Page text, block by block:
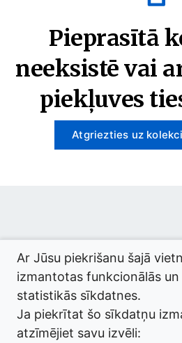
Pieprasītā
neeksistē vai
piekļuves
Atgriezties uz
© 2026 termini.gov.lv. Izstrādātājs:
Ar Jūsu piekrišanu šajā
izmantotas funkcionālās
statistikās sīkdatnes.
Ja piekrītat šo sīkdatņu
atzīmējiet savu izvēli: